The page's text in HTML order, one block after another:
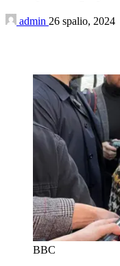
admin 26 spalio, 2024
BBC